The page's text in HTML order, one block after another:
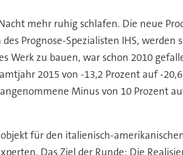
mehr ruhig schlafen. Die neue
Prognose-Spezialisten IHS, werden
Werk zu bauen, war schon 2010
2015 von -13,2 Prozent auf -
Minus von 10 Prozent
für den italienisch-
Das Ziel der Runde: Die